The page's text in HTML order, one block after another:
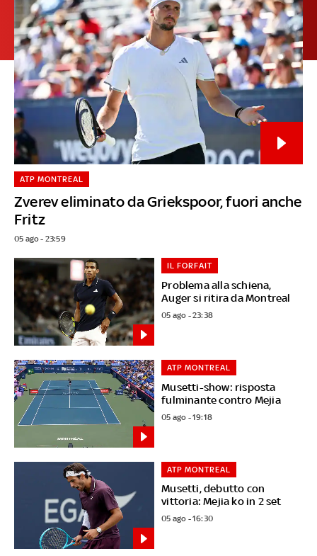
Zverev eliminato da Griekspoor, fuori anche
Fritz
ATP MONTREAL
05 ago - 23:59
Problema alla schiena,
Auger si ritira da Montreal
IL FORFAIT
05 ago - 23:38
Musetti-show: risposta
fulminante contro Mejia
ATP MONTREAL
05 ago - 19:18
Musetti, debutto con
vittoria: Mejia ko in 2 set
ATP MONTREAL
05 ago - 16:30